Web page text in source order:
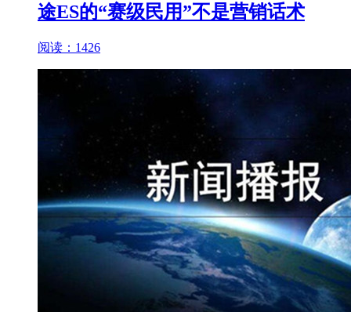
途ES的“赛级民用”不是营销话术
阅读：1426